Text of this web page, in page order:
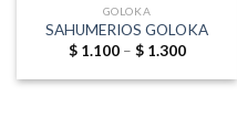
GOLOKA
SAHUMERIOS GOLOKA
$1.100 – $1.300Price
$ 1.100